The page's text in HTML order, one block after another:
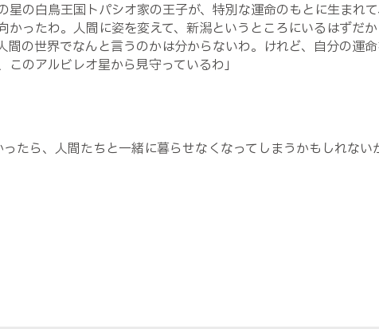
星の白鳥王国トパシオ家の王子が、特別な運命のもとに生まれ
かったわ。人間に姿を変えて、新潟というところにいるはずだ
間の世界でなんと言うのかは分からないわ。けれど、自分の運
のアルビレオ星から見守っているわ」
たら、人間たちと一緒に暮らせなくなってしまうかもしれない